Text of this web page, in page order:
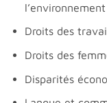
Droits des
Droits des
Disparités